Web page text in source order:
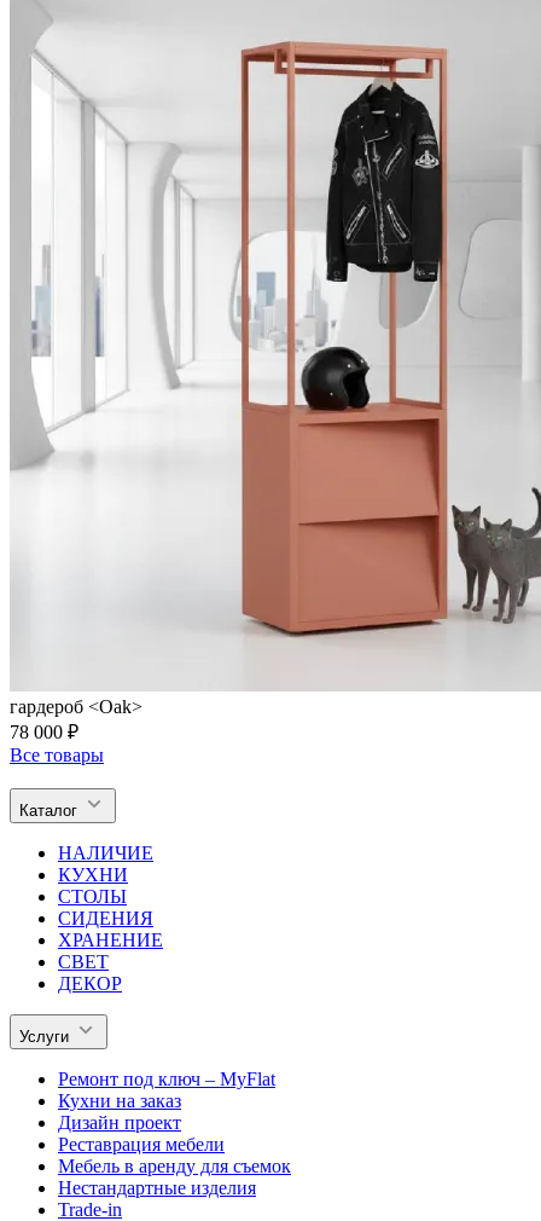
гардероб <Oak>
78 000 ₽
Все товары
Каталог
НАЛИЧИЕ
КУХНИ
СТОЛЫ
СИДЕНИЯ
ХРАНЕНИЕ
СВЕТ
ДЕКОР
Услуги
Ремонт под ключ – MyFlat
Кухни на заказ
Дизайн проект
Реставрация мебели
Мебель в аренду для съемок
Нестандартные изделия
Trade-in